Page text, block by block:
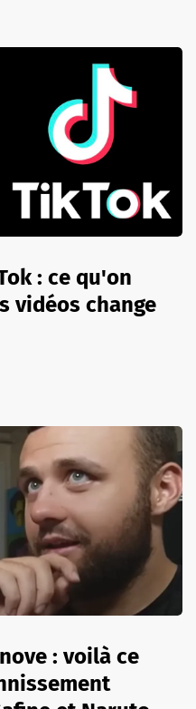
: ce qu'on
vidéos change
: voilà ce